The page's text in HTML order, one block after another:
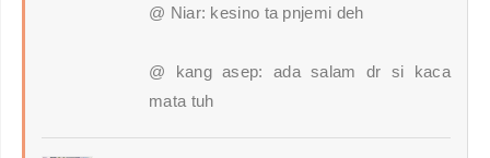
@ Niar: kesino ta pnjemi deh
@ kang asep: ada salam dr si kaca
mata tuh